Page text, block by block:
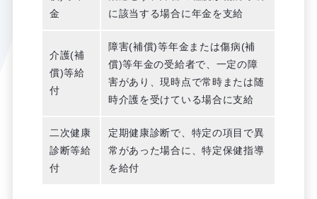
金
に該当する場合に年金を支給
介護(補
償)等給
付
障害(補償)等年金または傷病(補
償)等年金の受給者で、一定の障
害があり、現時点で常時または随
時介護を受けている場合に支給
二次健康
診断等給
付
定期健康診断で、特定の項目で異
常があった場合に、特定保健指導
を給付